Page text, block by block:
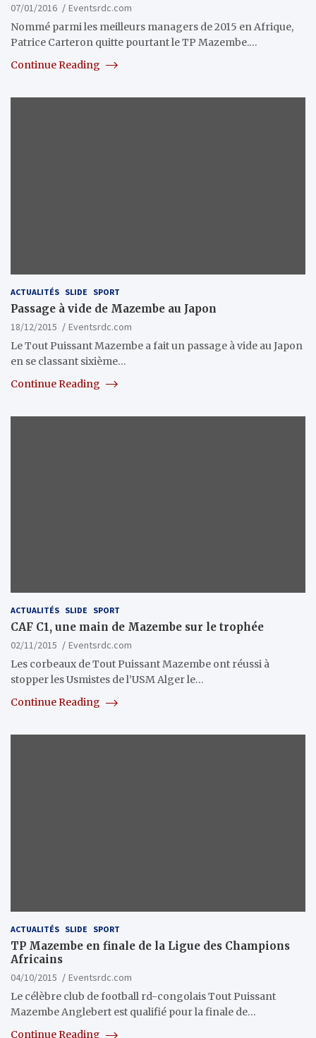
07/01/2016
Eventsrdc.com
Nommé parmi les meilleurs managers de 2015 en Afrique,
Patrice Carteron quitte pourtant le TP Mazembe.…
Continue Reading
ACTUALITÉS SLIDE SPORT
Passage à vide de Mazembe au Japon
18/12/2015
Eventsrdc.com
Le Tout Puissant Mazembe a fait un passage à vide au Japon
en se classant sixième…
Continue Reading
ACTUALITÉS SLIDE SPORT
CAF C1, une main de Mazembe sur le trophée
02/11/2015
Eventsrdc.com
Les corbeaux de Tout Puissant Mazembe ont réussi à
stopper les Usmistes de l’USM Alger le…
Continue Reading
ACTUALITÉS SLIDE SPORT
TP Mazembe en finale de la Ligue des Champions
Africains
04/10/2015
Eventsrdc.com
Le célèbre club de football rd-congolais Tout Puissant
Mazembe Anglebert est qualifié pour la finale de…
Continue Reading